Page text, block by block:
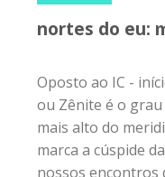
nortes do eu:
Oposto ao IC -
ou Zênite é o
mais alto do
marca a cúspide
nossos encontros